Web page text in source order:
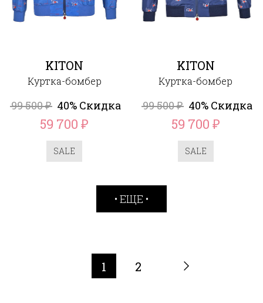
KITON
Куртка-бомбер
99 500₽ 40% Скидка
59 700₽
SALE
KITON
Куртка-бомбер
99 500₽ 40% Скидка
59 700 ₽
SALE
ЕЩЕ
1 2